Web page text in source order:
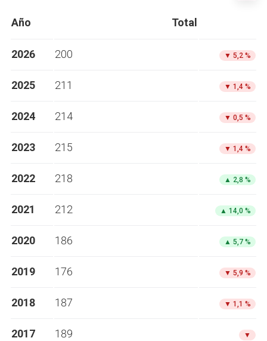
Año Total
2026 200 ▼ 5,2 %
2025 211 ▼ 1,4 %
2024 214 ▼ 0,5 %
2023 215 ▼ 1,4 %
2022 218 ▲ 2,8 %
2021 212 ▲ 14,0 %
2020 186 ▲ 5,7 %
2019 176 ▼ 5,9 %
2018 187 ▼ 1,1 %
2017 189 ▼